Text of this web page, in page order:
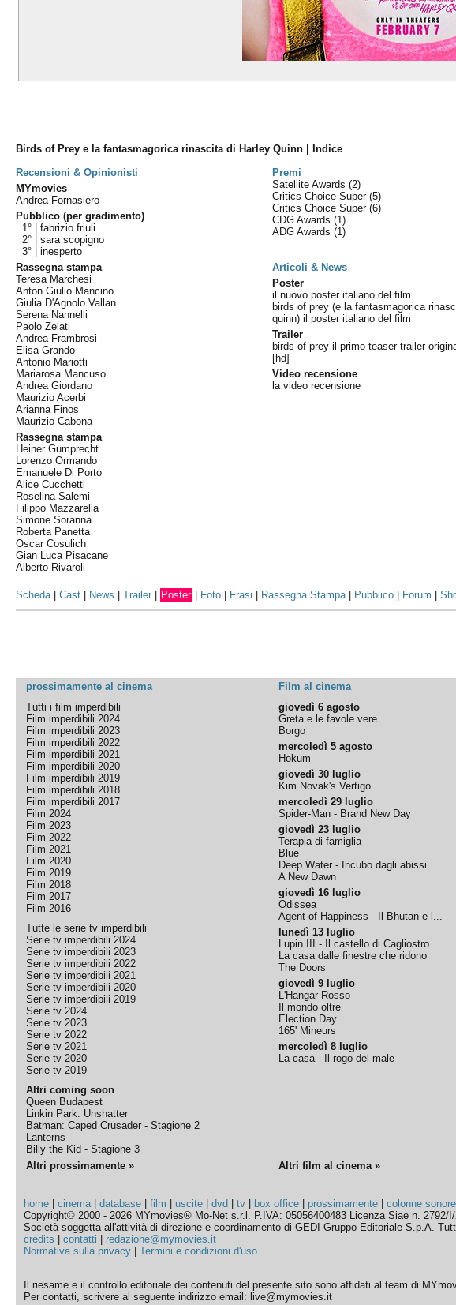
Birds of Prey e la fantasmagorica rinascita di Harley Quinn | Indice
Recensioni & Opinionisti
Premi
MYmovies
Andrea Fornasiero
Pubblico (per gradimento)
1° |fabrizio friuli
2° |sara scopigno
3° |inesperto
Rassegna stampa
Teresa Marchesi
Anton Giulio Mancino
Giulia D'Agnolo Vallan
Serena Nannelli
Paolo Zelati
Andrea Frambrosi
Elisa Grando
Antonio Mariotti
Mariarosa Mancuso
Andrea Giordano
Maurizio Acerbi
Arianna Finos
Maurizio Cabona
Rassegna stampa
Heiner Gumprecht
Lorenzo Ormando
Emanuele Di Porto
Alice Cucchetti
Roselina Salemi
Filippo Mazzarella
Simone Soranna
Roberta Panetta
Oscar Cosulich
Gian Luca Pisacane
Alberto Rivaroli
Satellite Awards(2)
Critics Choice Super(5)
Critics Choice Super(6)
CDG Awards(1)
ADG Awards(1)
Articoli & News
Poster
il nuovo poster italiano del film
birds of prey (e la fantasmagorica
quinn) il poster italiano del film
Trailer
birds of prey il primo teaser trailer
[hd]
Video recensione
la video recensione
Scheda|Cast News |Trailer Poster Foto Frasi Rassegna Stampa| Pubblico Forum |
prossimamente al cinema Film al cinema
Tutti i film imperdibili
Film imperdibili 2024
Film imperdibili 2023
Film imperdibili 2022
Film imperdibili 2021
Film imperdibili 2020
Film imperdibili 2019
Film imperdibili 2018
Film imperdibili 2017
Film 2024
Film 2023
Film 2022
Film 2021
Film 2020
Film 2019
Film 2018
Film 2017
Film 2016
Tutte le serie tv imperdibili
Serie tv imperdibili 2024
Serie tv imperdibili 2023
Serie tv imperdibili 2022
Serie tv imperdibili 2021
Serie tv imperdibili 2020
Serie tv imperdibili 2019
Serie tv 2024
Serie tv 2023
Serie tv 2022
Serie tv 2021
Serie tv 2020
Serie tv 2019
Altri coming soon
Queen Budapest
Linkin Park: Unshatter
Batman: Caped Crusader - Stagione 2
Lanterns
Billy the Kid - Stagione 3
giovedì 6 agosto
Greta e le favole vere
Borgo
mercoledì 5 agosto
Hokum
giovedì 30 luglio
Kim Novak's Vertigo
mercoledì 29 luglio
Spider-Man - Brand New Day
giovedì 23 luglio
Terapia di famiglia
Blue
Deep Water - Incubo dagli abissi
A New Dawn
giovedì 16 luglio
Odissea
Agent of Happiness - Il Bhutan e l...
lunedì 13 luglio
Lupin III - Il castello di Cagliostro
La casa dalle finestre che ridono
The Doors
giovedì 9 luglio
L'Hangar Rosso
Il mondo oltre
Election Day
165' Mineurs
mercoledì 8 luglio
La casa - Il rogo del male
Altri prossimamente » Altri film al cinema »
home |cinema|database |film |uscite |dvd |tv box office prossimamente |colonne sonore
Copyright© 2000 - 2026 MYmovies® Mo-Net s.r.l. P.IVA: 05056400483 Licenza Siae n. 2792/
Società soggetta all'attività di direzione e coordinamento di GEDI Gruppo Editoriale S.p.A.
credits |contatti
redazione@mymovies.it
Normativa sulla privacy |Termini e condizioni d'uso
Il riesame e il controllo editoriale dei contenuti del presente sito sono affidati al team di
Per contatti, scrivere al seguente indirizzo email: live@mymovies.it